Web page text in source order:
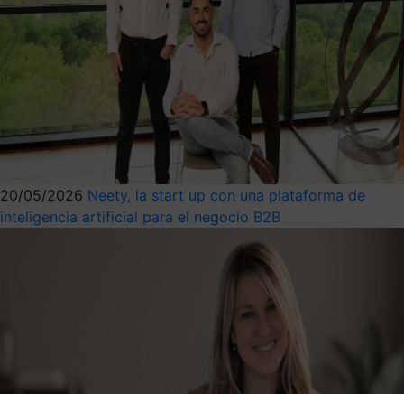
20/05/2026 Neety, la start up con una plataforma de
inteligencia artificial para el negocio B2B